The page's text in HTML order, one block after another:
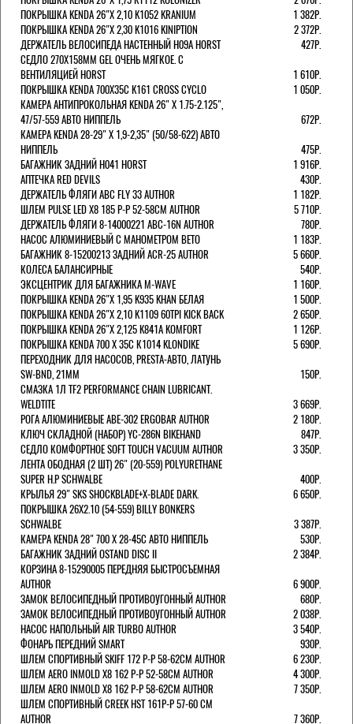
ПОКРЫШКА KENDA 26"Х 2,10 K1052 KRANIUM
1 382Р.
ПОКРЫШКА KENDA 26"Х 2,30 K1016 KINIPTION
2 372Р.
ДЕРЖАТЕЛЬ ВЕЛОСИПЕДА НАСТЕННЫЙ H09A HORST
427Р.
СЕДЛО 270Х158ММ GEL ОЧЕНЬ МЯГКОЕ. С
ВЕНТИЛЯЦИЕЙ HORST
1 610Р.
ПОКРЫШКА KENDA 700Х35С K161 CROSS CYCLO
1 050Р.
КАМЕРА АНТИПРОКОЛЬНАЯ KENDA 26" Х 1.75-2.125",
47/57-559 АВТО НИППЕЛЬ
672Р.
КАМЕРА KENDA 28-29" Х 1,9-2,35" (50/58-622) АВТО
НИППЕЛЬ
475Р.
БАГАЖНИК ЗАДНИЙ H041 HORST
1 916Р.
АПТЕЧКА RED DEVILS
430Р.
ДЕРЖАТЕЛЬ ФЛЯГИ АВС FLY 33 AUTHOR
1 182Р.
ШЛЕМ PULSE LED X8 185 Р-Р 52-58СМ AUTHOR
5 710Р.
ДЕРЖАТЕЛЬ ФЛЯГИ 8-14000221 ABC-16N AUTHOR
780Р.
НАСОС АЛЮМИНИЕВЫЙ С МАНОМЕТРОМ BETO
1 183Р.
БАГАЖНИК 8-15200213 ЗАДНИЙ ACR-25 AUTHOR
5 660Р.
КОЛЕСА БАЛАНСИРНЫЕ
540Р.
ЭКСЦЕНТРИК ДЛЯ БАГАЖНИКА M-WAVE
1 160Р.
ПОКРЫШКА KENDA 26"Х 1,95 K935 KHAN БЕЛАЯ
1 500Р.
ПОКРЫШКА KENDA 26"Х 2,10 K1109 60TPI KICK BACK
2 650Р.
ПОКРЫШКА KENDA 26"Х 2,125 K841A KOMFORT
1 126Р.
ПОКРЫШКА KENDA 700 Х 35С К1014 KLONDIKE
5 690Р.
ПЕРЕХОДНИК ДЛЯ НАСОСОВ, PRESTA-АВТО, ЛАТУНЬ
SW-BND, 21ММ
150Р.
СМАЗКА 1Л TF2 PERFORMANCE CHAIN LUBRICANT.
WELDTITE
3 669Р.
РОГА АЛЮМИНИЕВЫЕ ABE-302 ERGOBAR AUTHOR
2 180Р.
КЛЮЧ СКЛАДНОЙ (НАБОР) YC-286N BIKEHAND
847Р.
СЕДЛО КОМФОРТНОЕ SOFT TOUCH VACUUM AUTHOR
3 350Р.
ЛЕНТА ОБОДНАЯ (2 ШТ) 26" (20-559) POLYURETHANE
SUPER H.P SCHWALBE
400Р.
КРЫЛЬЯ 29" SKS SHOCKBLADE+X-BLADE DARK.
6 650Р.
ПОКРЫШКА 26X2.10 (54-559) BILLY BONKERS
SCHWALBE
3 387Р.
КАМЕРА KENDA 28" 700 Х 28-45С АВТО НИППЕЛЬ
530Р.
БАГАЖНИК ЗАДНИЙ OSTAND DISC II
2 384Р.
КОРЗИНА 8-15290005 ПЕРЕДНЯЯ БЫСТРОСЪЕМНАЯ
AUTHOR
6 900Р.
ЗАМОК ВЕЛОСИПЕДНЫЙ ПРОТИВОУГОННЫЙ AUTHOR
680Р.
ЗАМОК ВЕЛОСИПЕДНЫЙ ПРОТИВОУГОННЫЙ AUTHOR
2 038Р.
НАСОС НАПОЛЬНЫЙ AIR TURBO AUTHOR
3 540Р.
ФОНАРЬ ПЕРЕДНИЙ SMART
930Р.
ШЛЕМ СПОРТИВНЫЙ SKIFF 172 Р-Р 58-62СМ AUTHOR
6 230Р.
ШЛЕМ AERO INMOLD X8 162 Р-Р 52-58СМ AUTHOR
4 300Р.
ШЛЕМ AERO INMOLD X8 162 Р-Р 58-62СМ AUTHOR
7 350Р.
ШЛЕМ СПОРТИВНЫЙ CREEK HST 161Р-Р 57-60 СМ
AUTHOR
7 360Р.